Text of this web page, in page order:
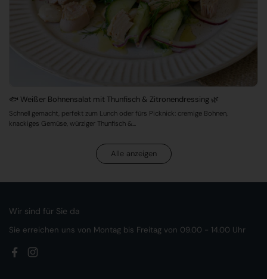
🐟 Weißer Bohnensalat mit Thunfisch & Zitronendressing 🌿
Schnell gemacht, perfekt zum Lunch oder fürs Picknick: cremige Bohnen,
knackiges Gemüse, würziger Thunfisch &...
Alle anzeigen
Wir sind für Sie da
Sie erreichen uns von Montag bis Freitag von 09.00 - 14.00 Uhr
FacebookInstagram